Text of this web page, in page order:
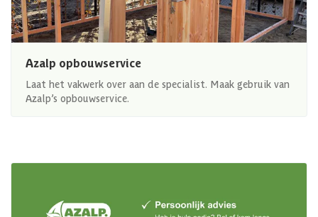
Azalp opbouwservice
Laat het vakwerk over aan de specialist. Maak gebruik van
Azalp’s opbouwservice.